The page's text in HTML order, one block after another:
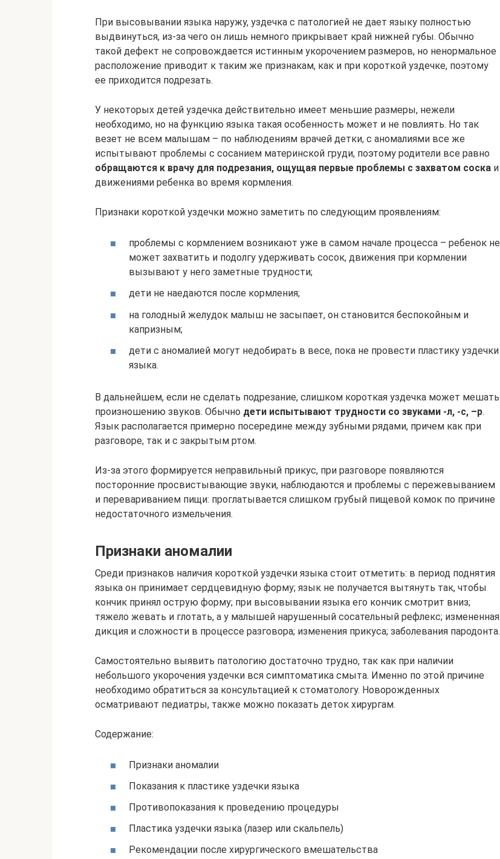
При высовывании языка наружу, уздечка с патологией не дает языку полностью
выдвинуться, из-за чего он лишь немного прикрывает край нижней губы. Обычно
такой дефект не сопровождается истинным укорочением размеров, но ненормальное
расположение приводит к таким же признакам, как и при короткой уздечке, поэтому
ее приходится подрезать.
У некоторых детей уздечка действительно имеет меньшие размеры, нежели
необходимо, но на функцию языка такая особенность может и не повлиять. Но так
везет не всем малышам – по наблюдениям врачей детки, с аномалиями все же
испытывают проблемы с сосанием материнской груди, поэтому родители все равно
обращаются к врачу для подрезания, ощущая первые проблемы с захватом соска и
движениями ребенка во время кормления.
Признаки короткой уздечки можно заметить по следующим проявлениям:
проблемы с кормлением возникают уже в самом начале процесса – ребенок не
может захватить и подолгу удерживать сосок, движения при кормлении
вызывают у него заметные трудности;
дети не наедаются после кормления;
на голодный желудок малыш не засыпает, он становится беспокойным и
капризным;
дети с аномалией могут недобирать в весе, пока не провести пластику уздечки
языка.
В дальнейшем, если не сделать подрезание, слишком короткая уздечка может мешать
произношению звуков. Обычно дети испытывают трудности со звуками -л, -с, –р.
Язык располагается примерно посередине между зубными рядами, причем как при
разговоре, так и с закрытым ртом.
Из-за этого формируется неправильный прикус, при разговоре появляются
посторонние просвистывающие звуки, наблюдаются и проблемы с пережевыванием
и перевариванием пищи: проглатывается слишком грубый пищевой комок по причине
недостаточного измельчения.
Признаки аномалии
Среди признаков наличия короткой уздечки языка стоит отметить: в период поднятия
языка он принимает сердцевидную форму; язык не получается вытянуть так, чтобы
кончик принял острую форму; при высовывании языка его кончик смотрит вниз;
тяжело жевать и глотать, а у малышей нарушенный сосательный рефлекс; измененная
дикция и сложности в процессе разговора; изменения прикуса; заболевания пародонта.
Самостоятельно выявить патологию достаточно трудно, так как при наличии
небольшого укорочения уздечки вся симптоматика смыта. Именно по этой причине
необходимо обратиться за консультацией к стоматологу. Новорожденных
осматривают педиатры, также можно показать деток хирургам.
Содержание:
Признаки аномалии
Показания к пластике уздечки языка
Противопоказания к проведению процедуры
Пластика уздечки языка (лазер или скальпель)
Рекомендации после хирургического вмешательства